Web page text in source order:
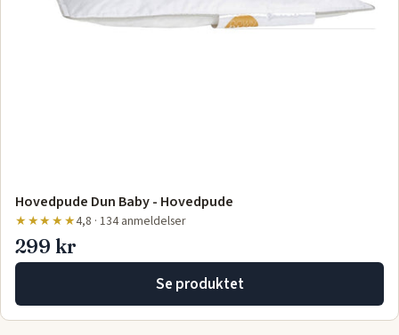
Hovedpude Dun Baby - Hovedpude
★★★★★4,8 · 134 anmeldelser
299 kr
Se produktet